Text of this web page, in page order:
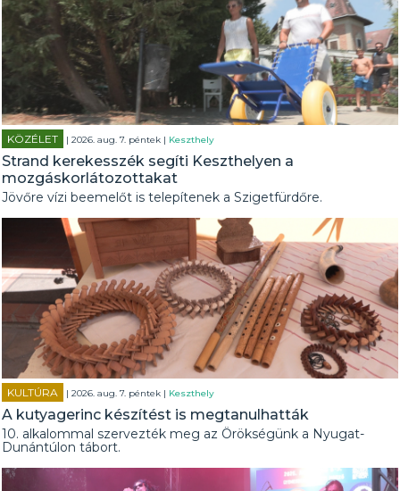
KÖZÉLET | 2026. aug. 7. péntek | Keszthely
Strand kerekesszék segíti Keszthelyen a
mozgáskorlátozottakat
Jövőre vízi beemelőt is telepítenek a Szigetfürdőre.
KULTÚRA | 2026. aug. 7. péntek | Keszthely
A kutyagerinc készítést is megtanulhatták
10. alkalommal szervezték meg az Örökségünk a Nyugat-
Dunántúlon tábort.